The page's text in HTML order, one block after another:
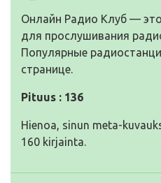
Онлайн Радио Клуб —
для прослушивания
Популярные
странице.
Pituus : 136
Hienoa, sinun meta-
160 kirjainta.